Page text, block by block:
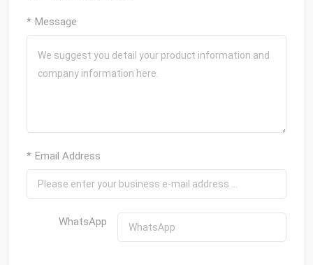
* Message
* Email Address
WhatsApp